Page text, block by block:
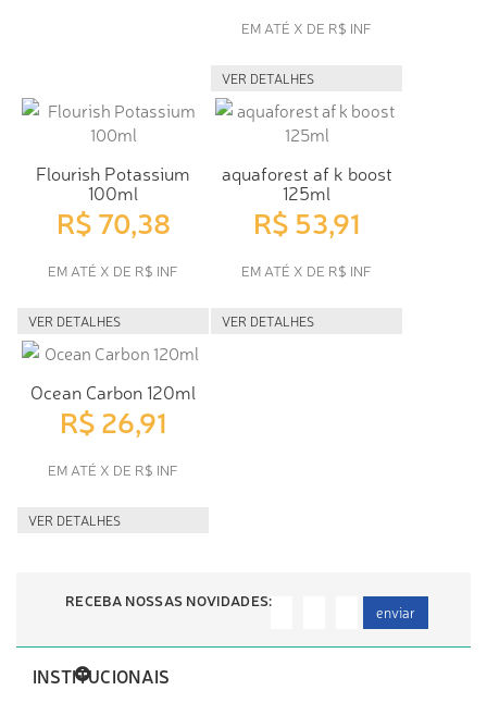
EM ATÉ X DE R$ INF
VER DETALHES
Flourish Potassium
100ml
R$ 70,38
EM ATÉ X DE R$ INF
VER DETALHES
aquaforest af k boost
125ml
R$ 53,91
EM ATÉ X DE R$ INF
VER DETALHES
Ocean Carbon 120ml
R$ 26,91
EM ATÉ X DE R$ INF
VER DETALHES
RECEBA NOSSAS NOVIDADES:
enviar
INSTITUCIONAIS